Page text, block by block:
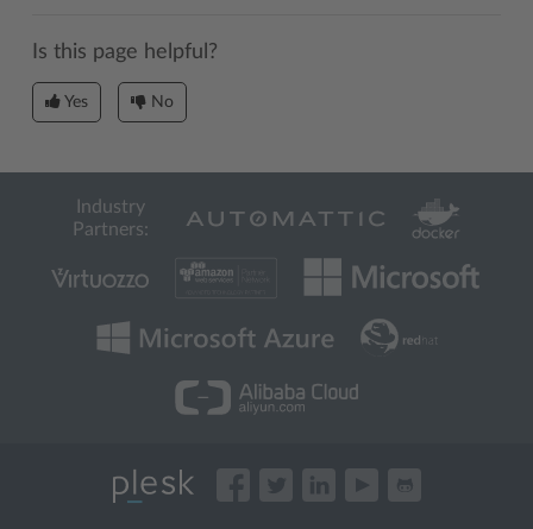
Is this page helpful?
Yes No
Industry
Partners: